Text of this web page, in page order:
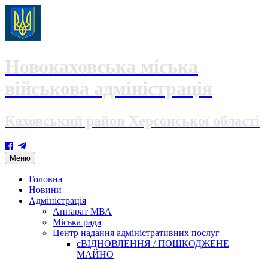
Новокаховська міська
військова адміністрація
Каховський район Херсонської області
Меню Skip
to
content
Головна
Новини
Адміністрація
Аппарат МВА
Міська рада
Центр надання адміністративних послуг
єВІДНОВЛЕННЯ / ПОШКОДЖЕНЕ
МАЙНО